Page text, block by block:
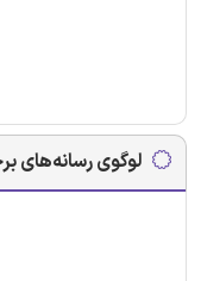
لوگوی رسانه‌های